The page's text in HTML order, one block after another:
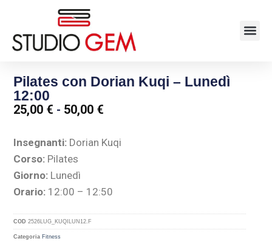
Pilates con Dorian Kuqi – Lunedì
12:00
25,00 € - 50,00 €
Insegnanti: Dorian Kuqi
Corso: Pilates
Giorno: Lunedì
Orario: 12:00 – 12:50
COD2526LUG_KUQILUN12.F
Categoria Fitness